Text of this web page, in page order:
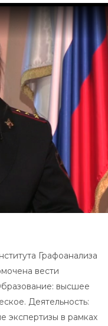
Графоанализа
вести
высшее
Деятельность:
экспертизы в рамках